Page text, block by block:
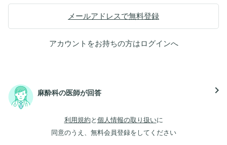
メールアドレスで無料登録
アカウントをお持ちの方はログインへ
麻酔科の医師が回答 navigate_next
利用規約 と 個人情報の取り扱いに
同意のうえ、無料会員登録をしてください